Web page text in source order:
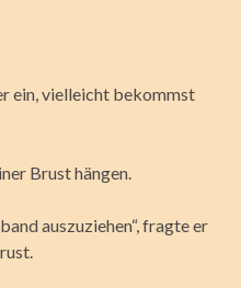
ein, vielleicht bekommst
Brust hängen.
auszuziehen“, fragte er